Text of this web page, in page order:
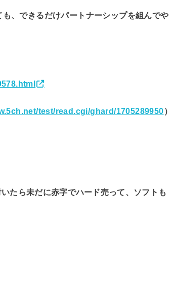
、できるだけパートナーシップを組んでや
test/read.cgi/ghard/1705289950）
たら未だに赤字でハード売って、ソフトも